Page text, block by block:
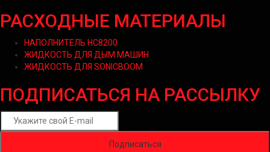
РАСХОДНЫЕ МАТЕРИАЛЫ
НАПОЛНИТЕЛЬ HC8200
ЖИДКОСТЬ ДЛЯ ДЫМ МАШИН
ЖИДКОСТЬ ДЛЯ SONICBOOM
ПОДПИСАТЬСЯ НА РАССЫЛКУ